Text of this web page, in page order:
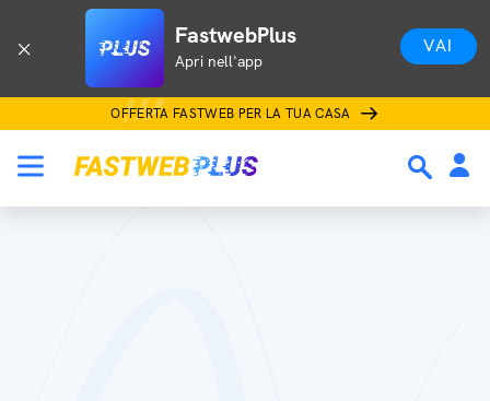
FastwebPlus
Apri nell'app
VAI
OFFERTA FASTWEB PER LA TUA CASA